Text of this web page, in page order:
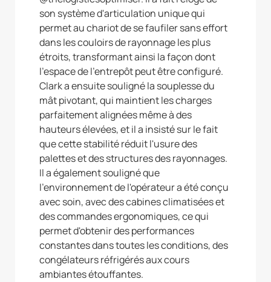
son système d'articulation unique qui
permet au chariot de se faufiler sans effort
dans les couloirs de rayonnage les plus
étroits, transformant ainsi la façon dont
l'espace de l'entrepôt peut être configuré.
Clark a ensuite souligné la souplesse du
mât pivotant, qui maintient les charges
parfaitement alignées même à des
hauteurs élevées, et il a insisté sur le fait
que cette stabilité réduit l'usure des
palettes et des structures des rayonnages.
Il a également souligné que
l'environnement de l'opérateur a été conçu
avec soin, avec des cabines climatisées et
des commandes ergonomiques, ce qui
permet d'obtenir des performances
constantes dans toutes les conditions, des
congélateurs réfrigérés aux cours
ambiantes étouffantes.